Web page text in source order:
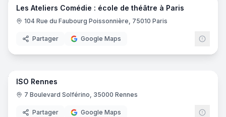
Les Ateliers Comédie : école de théâtre à Paris
104 Rue du Faubourg Poissonnière, 75010 Paris
Partager Google Maps
66
ISO Rennes
7 Boulevard Solférino, 35000 Rennes
Partager Google Maps